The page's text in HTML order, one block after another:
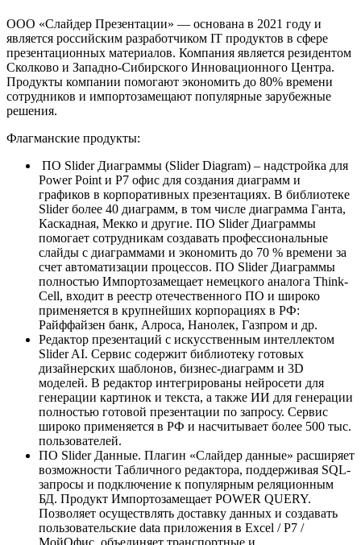
ООО «Слайдер Презентации» — основана в 2021 году и
является российским разработчиком IT продуктов в сфере
презентационных материалов. Компания является резидентом
Сколково и Западно-Сибирского Инновационного Центра.
Продукты компании помогают экономить до 80% времени
сотрудников и импортозамещают популярные зарубежные
решения.
Флагманские продукты:
ПО Slider Диаграммы (Slider Diagram) – надстройка для
Power Point и P7 офис для создания диаграмм и
графиков в корпоративных презентациях. В библиотеке
Slider более 40 диаграмм, в том числе диаграмма Ганта,
Каскадная, Мекко и другие. ПО Slider Диаграммы
помогает сотрудникам создавать профессиональные
слайды с диаграммами и экономить до 70 % времени за
счет автоматизации процессов. ПО Slider Диаграммы
полностью Импортозамещает немецкого аналога Think-
Cell, входит в реестр отечественного ПО и широко
применяется в крупнейших корпорациях в РФ:
Райффайзен банк, Алроса, Нанолек, Газпром и др.
Редактор презентаций с искусственным интеллектом
Slider AI. Сервис содержит библиотеку готовых
дизайнерских шаблонов, бизнес-диаграмм и 3D
моделей. В редактор интегрированы нейросети для
генерации картинок и текста, а также ИИ для генерации
полностью готовой презентации по запросу. Сервис
широко применяется в РФ и насчитывает более 500 тыс.
пользователей.
ПО Slider Данные. Плагин «Слайдер данные» расширяет
возможности Табличного редактора, поддерживая SQL-
запросы и подключение к популярным реляционным
БД. Продукт Импортозамещает POWER QUERY.
Позволяет осуществлять доставку данных и создавать
пользовательские data приложения в Excel / P7 /
МойОфис, объединяет транспортные и